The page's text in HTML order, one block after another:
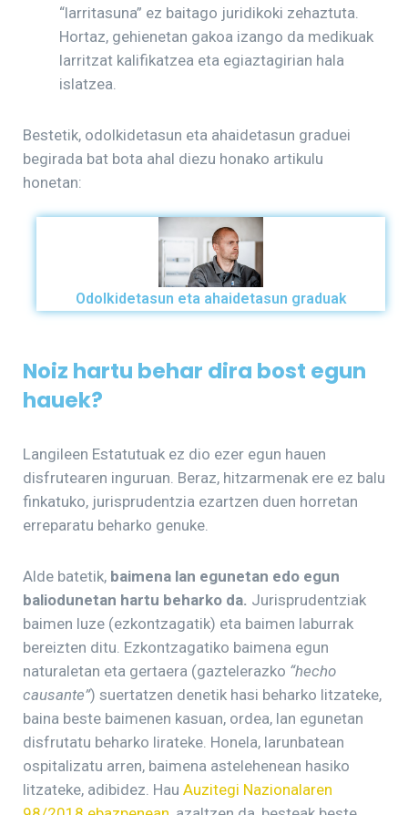
“larritasuna” ez baitago juridikoki zehaztuta.
Hortaz, gehienetan gakoa izango da medikuak
larritzat kalifikatzea eta egiaztagirian hala
islatzea.
Bestetik, odolkidetasun eta ahaidetasun graduei
begirada bat bota ahal diezu honako artikulu
honetan:
Odolkidetasun eta ahaidetasun graduak
Noiz hartu behar dira bost egun
hauek?
Langileen Estatutuak ez dio ezer egun hauen
disfrutearen inguruan. Beraz, hitzarmenak ere ez balu
finkatuko, jurisprudentzia ezartzen duen horretan
erreparatu beharko genuke.
Alde batetik, baimena lan egunetan edo egun
baliodunetan hartu beharko da. Jurisprudentziak
baimen luze (ezkontzagatik) eta baimen laburrak
bereizten ditu. Ezkontzagatiko baimena egun
naturaletan eta gertaera (gaztelerazko “hecho
causante”) suertatzen denetik hasi beharko litzateke,
baina beste baimenen kasuan, ordea, lan egunetan
disfrutatu beharko lirateke. Honela, larunbatean
ospitalizatu arren, baimena astelehenean hasiko
litzateke, adibidez. Hau Auzitegi Nazionalaren